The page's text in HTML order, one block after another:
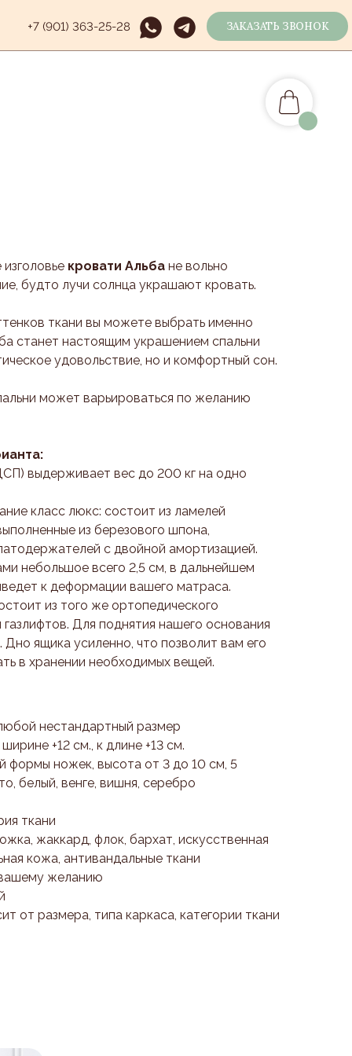
ЗАКАЗАТЬ ЗВОНОК
+7 (901) 363-25-28
кровати Альба не вольно
будто лучи солнца украшают кровать.
ткани вы можете выбрать именно
станет настоящим украшением спальни
удовольствие, но и комфортный сон.
может варьироваться по желанию
выдерживает вес до 200 кг на одно
класс люкс: состоит из ламелей
из березового шпона,
с двойной амортизацией.
небольшое всего 2,5 см, в дальнейшем
к деформации вашего матраса.
из того же ортопедического
Для поднятия нашего основания
Дно ящика усиленно, что позволит вам его
в хранении необходимых вещей.
нестандартный размер
+12 см., к длине +13 см.
формы ножек, высота от 3 до 10 см, 5
белый, венге, вишня, серебро
ткани
жаккард, флок, бархат, искусственная
кожа, антивандальные ткани
желанию
от размера, типа каркаса, категории ткани